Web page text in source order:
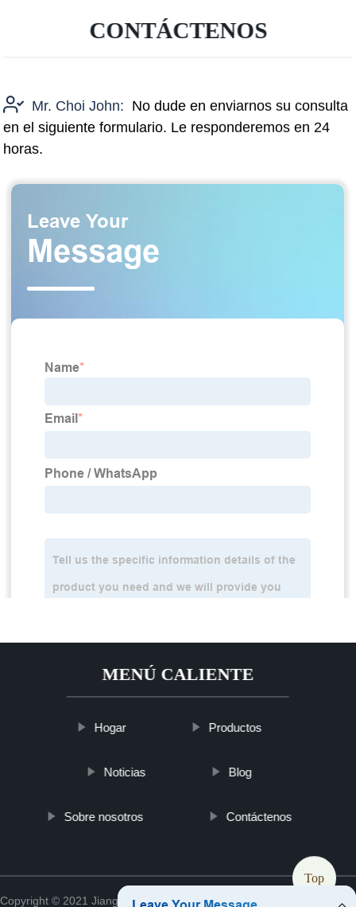
CONTÁCTENOS
Mr. Choi John: No dude en enviarnos su consulta
en el siguiente formulario. Le responderemos en 24
horas.
MENÚ CALIENTE
Hogar Productos
Noticias Blog
Sobre nosotros Contáctenos
Copyright © 2021 Jiangsu ykslmedappliance Medical Co., Ltd. Sitemap
Top